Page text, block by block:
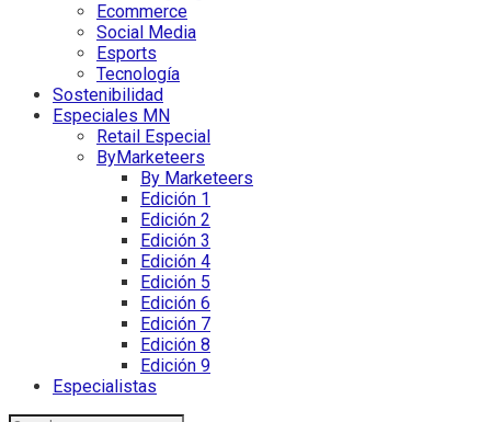
Ecommerce
Social Media
Esports
Tecnología
Sostenibilidad
Especiales MN
Retail Especial
ByMarketeers
By Marketeers
Edición 1
Edición 2
Edición 3
Edición 4
Edición 5
Edición 6
Edición 7
Edición 8
Edición 9
Especialistas